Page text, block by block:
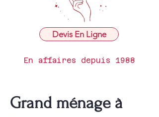
Devis En Ligne
En affaires depuis 1988
Grand ménage à